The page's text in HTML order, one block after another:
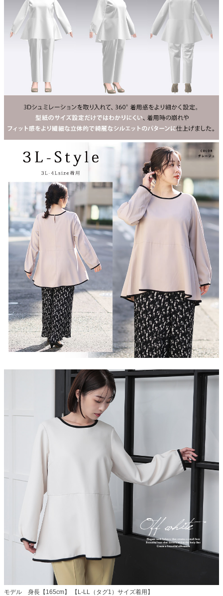
モデル 身長【165cm】 【L-LL（タグ1）サイズ着用】